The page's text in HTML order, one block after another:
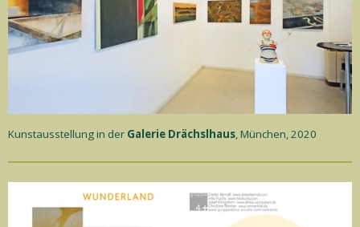
Kunstausstellung in der Galerie Drächslhaus, München, 2020